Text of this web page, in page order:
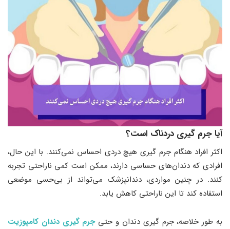
آیا جرم‌ گیری دردناک است؟
اکثر افراد هنگام جرم‌ گیری هیچ دردی احساس نمی‌کنند. با این حال،
افرادی که دندان‌های حساسی دارند، ممکن است کمی ناراحتی تجربه
کنند. در چنین مواردی، دندانپزشک می‌تواند از بی‌حسی موضعی
استفاده کند تا این ناراحتی کاهش یابد.
به طور خلاصه، جرم‌ گیری دندان و حتیجرم گیری دندان کامپوزیت